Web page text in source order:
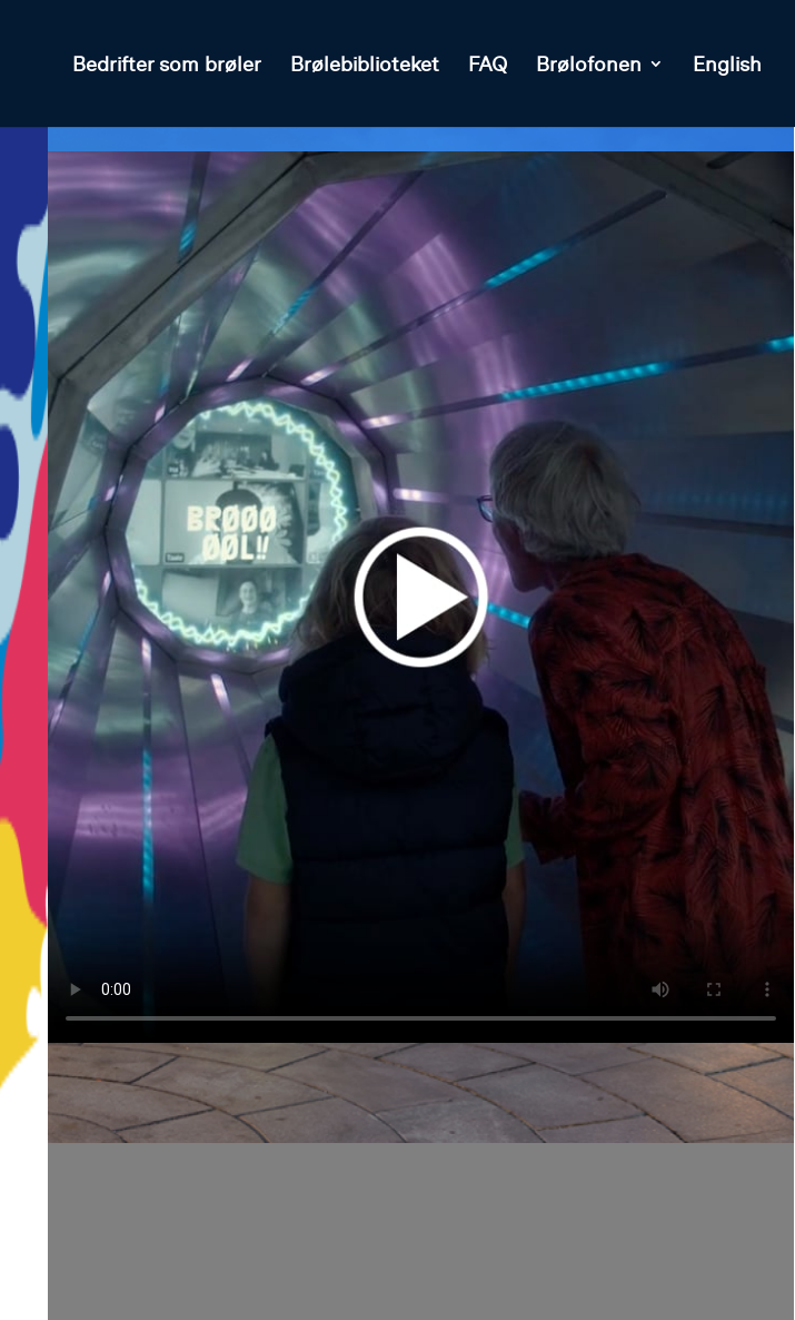
Bedrifter som brøler Brølebiblioteket FAQ Brølofonen English